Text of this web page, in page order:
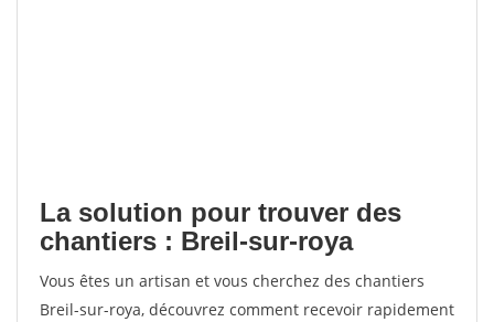
La solution pour trouver des
chantiers : Breil-sur-roya
Vous êtes un artisan et vous cherchez des chantiers
Breil-sur-roya, découvrez comment recevoir rapidement